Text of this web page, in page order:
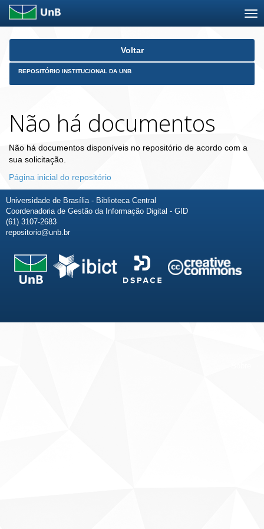
Skip
Voltar
REPOSITÓRIO INSTITUCIONAL DA UNB
Não há documentos
Não há documentos disponíveis no repositório de acordo com a
sua solicitação.
Página inicial do repositório
Universidade de Brasília - Biblioteca Central
Coordenadoria de Gestão da Informação Digital - GID
(61) 3107-2683
repositorio@unb.br